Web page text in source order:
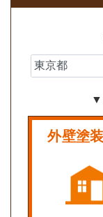
▼
外壁塗